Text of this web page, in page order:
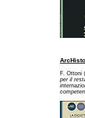
F. Ottoni
per il